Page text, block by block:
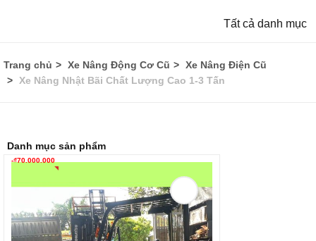
Tất cả danh mục
Trang chủ Xe Nâng Động Cơ Cũ
Xe Nâng Điện Cũ
Xe Nâng Nhật Bãi Chất Lượng Cao 1-3 Tấn
Danh mục sản phẩm
-₫70.000.000